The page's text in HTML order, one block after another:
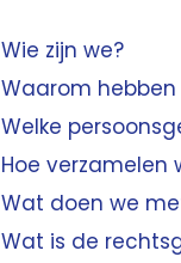
Wie zijn we?
Waarom
Welke
Hoe verzamelen
Wat doen we
Wat is de